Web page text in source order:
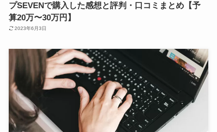
プSEVENで購入した感想と評判・口コミまとめ【予
算20万〜30万円】
2023年6月3日